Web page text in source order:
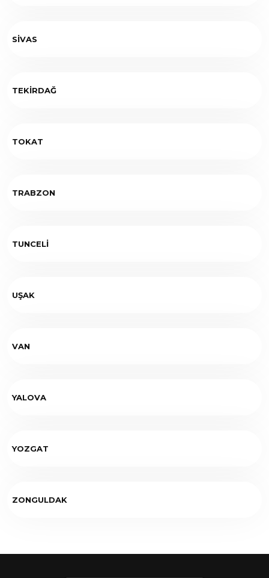
SİVAS
TEKİRDAĞ
TOKAT
TRABZON
TUNCELİ
UŞAK
VAN
YALOVA
YOZGAT
ZONGULDAK